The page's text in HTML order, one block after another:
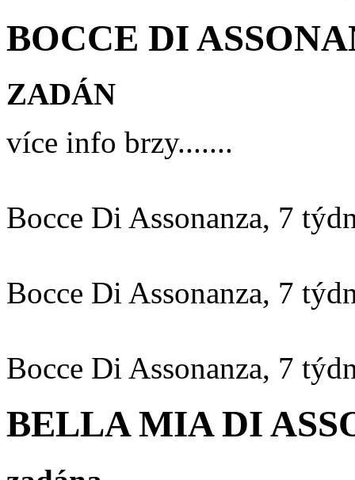
BOCCE DI
ZADÁN
více info brzy.......
Bocce Di Assonanza, 7
Bocce Di Assonanza, 7
Bocce Di Assonanza, 7
BELLA MIA DI